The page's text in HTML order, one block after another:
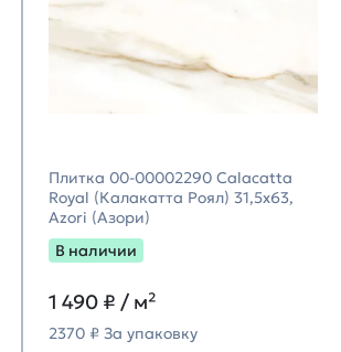
Плитка 00-00002290 Calacatta
Royal (Калакатта Роял) 31,5х63,
Azori (Азори)
В наличии
1 490 ₽ / м²
2370 ₽ За упаковку